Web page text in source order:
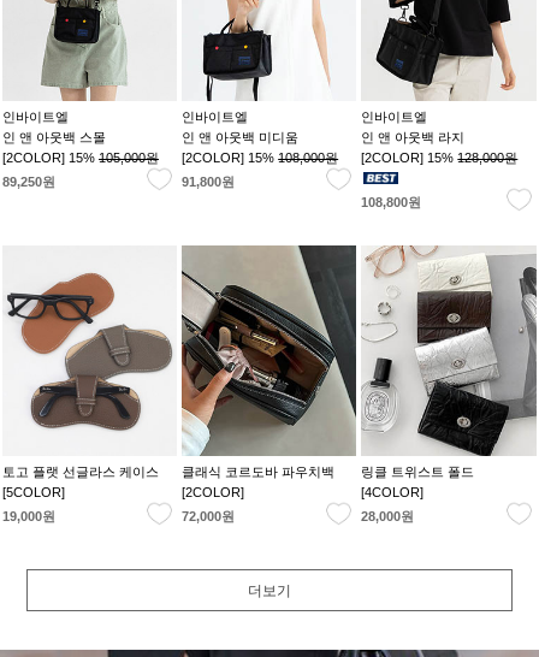
인바이트엘
인 앤 아웃백 스몰
[2COLOR] 15% 105,000원
89,250원
인바이트엘
인 앤 아웃백 미디움
[2COLOR] 15%108,000원
91,800원
인바이트엘
인 앤 아웃백 라지
[2COLOR] 15%128,000원
108,800원
토고 플랫 선글라스 케이스
[5COLOR]
19,000원
클래식 코르도바 파우치백
[2COLOR]
72,000원
링클 트위스트 폴드
[4COLOR]
28,000원
더보기